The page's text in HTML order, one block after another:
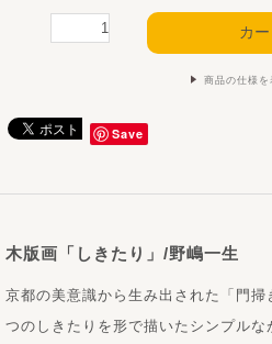
商品の仕様を
Save
木版画「しきたり」/野嶋一生
京都の美意識から生み出された「門
つのしきたりを形で描いたシンプル